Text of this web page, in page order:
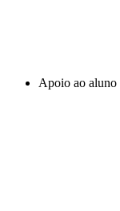
Apoio ao aluno